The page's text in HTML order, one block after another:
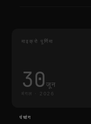
माइक्रो पूर्णिमा
30जून
मंगल · 2026
पंचांग
पंचांग